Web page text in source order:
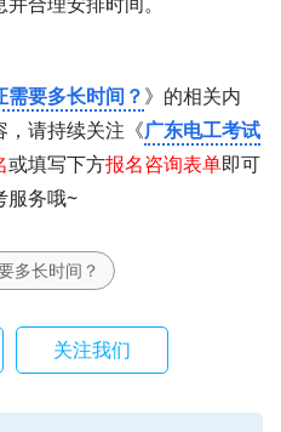
需要多长时间？》的相关内
，请持续关注《广东电工考试
或填写下方报名咨询表单即可
服务哦~
多长时间？
关注我们